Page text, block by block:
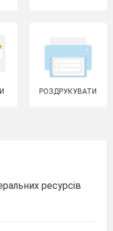
РОЗДРУКУВАТИ
ресурсів